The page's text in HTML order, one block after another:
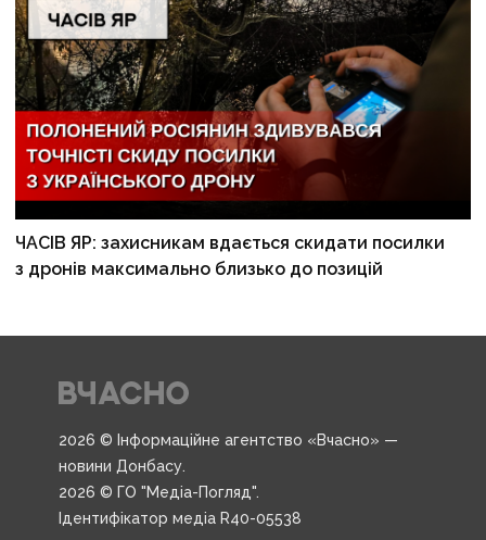
ЧАСІВ ЯР: захисникам вдається скидати посилки
з дронів максимально близько до позицій
2026 © Інформаційне агентство «Вчасно» —
новини Донбасу.
2026 © ГО "Медіа-Погляд".
Ідентифікатор медіа R40-05538